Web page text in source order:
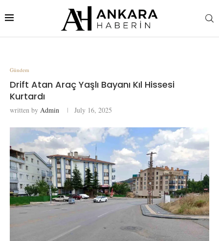
Gündem
Drift Atan Araç Yaşlı Bayanı Kıl Hissesi
Kurtardı
written by Admin July 16, 2025